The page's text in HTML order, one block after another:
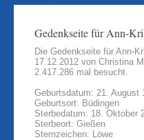
Gedenkseite für Ann-
Die Gedenkseite für Ann-
17.12.2012 von Christina
2.417.286 mal besucht.
Geburtsdatum: 21. August
Geburtsort: Büdingen
Sterbedatum: 18. Oktober
Sterbeort: Gießen
Sternzeichen: Löwe